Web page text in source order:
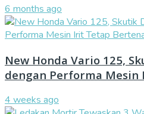
6 months ago
New Honda Vario 125,
dengan Performa
4 weeks ago